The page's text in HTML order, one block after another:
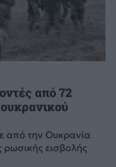
από 72
από την Ουκρανία
εισβολής